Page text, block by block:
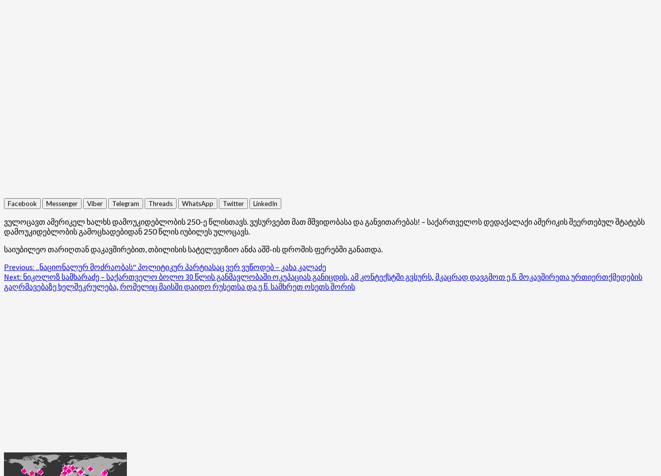
Facebook Messenger Viber Telegram Threads WhatsApp Twitter LinkedIn
ვულოცავთ ამერიკელ ხალხს დამოუკიდებლობის 250-ე წლისთავს. ვუსურვებთ მათ მშვიდობასა და განვითარებას! – საქართველოს დედაქალაქი ამერიკის შეერთებულ შტატებს
დამოუკიდებლობის გამოცხადებიდან 250 წლის იუბილეს ულოცავს.
საიუბილეო თარიღთან დაკავშირებით, თბილისის სატელევიზიო ანძა აშშ-ის დროშის ფერებში განათდა.
Post
navigation
Previous: „ნაციონალურ მოძრაობას“ პოლიტიკურ პარტიასაც ვერ ვუწოდებ – კახა კალაძე
Next: ნიკოლოზ სამხარაძე – საქართველო ბოლო 30 წლის განმავლობაში ოკუპაციას განიცდის, ამ კონტექსტში გვსურს, მკაცრად დავგმოთ ე.წ. მოკავშირეთა ურთიერთქმედების
გაღრმავებაზე ხელშეკრულება, რომელიც მაისში დაიდო რუსეთსა და ე.წ. სამხრეთ ოსეთს შორის